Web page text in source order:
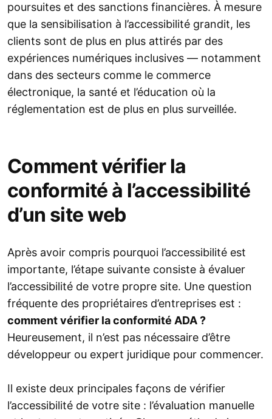
poursuites et des sanctions financières. À mesure
que la sensibilisation à l’accessibilité grandit, les
clients sont de plus en plus attirés par des
expériences numériques inclusives — notamment
dans des secteurs comme le commerce
électronique, la santé et l’éducation où la
réglementation est de plus en plus surveillée.
Comment vérifier la
conformité à l’accessibilité
d’un site web
Après avoir compris pourquoi l’accessibilité est
importante, l’étape suivante consiste à évaluer
l’accessibilité de votre propre site. Une question
fréquente des propriétaires d’entreprises est :
comment vérifier la conformité ADA ?
Heureusement, il n’est pas nécessaire d’être
développeur ou expert juridique pour commencer.
Il existe deux principales façons de vérifier
l’accessibilité de votre site : l’évaluation manuelle